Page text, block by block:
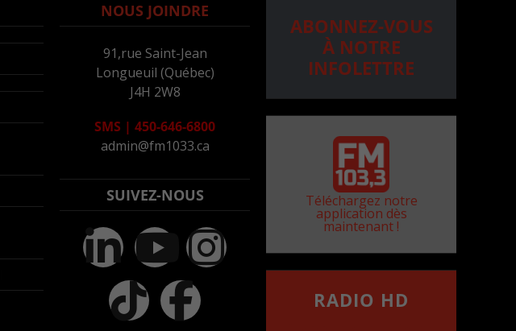
NOUS JOINDRE
91,rue Saint-Jean
Longueuil (Québec)
J4H 2W8
SMS | 450-646-6800
admin@fm1033.ca
SUIVEZ-NOUS
ABONNEZ-VOUS
À NOTRE
INFOLETTRE
Téléchargez notre
application dès
maintenant !
RADIO HD